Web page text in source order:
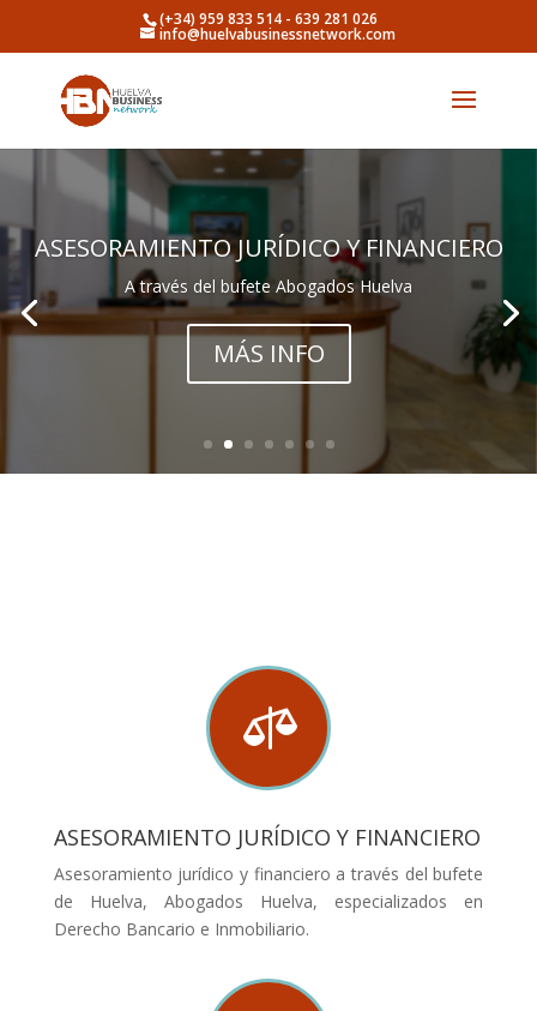
(+34) 959 833 514 - 639 281 026
info@huelvabusinessnetwork.com
ASESORAMIENTO JURÍDICO Y FINANCIERO
A través del bufete Abogados Huelva
MÁS INFO

ASESORAMIENTO JURÍDICO Y FINANCIERO
Asesoramiento jurídico y financiero a través del bufete
de Huelva, Abogados Huelva, especializados en
Derecho Bancario e Inmobiliario.